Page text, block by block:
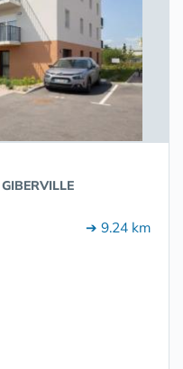
➔ 9.24 km